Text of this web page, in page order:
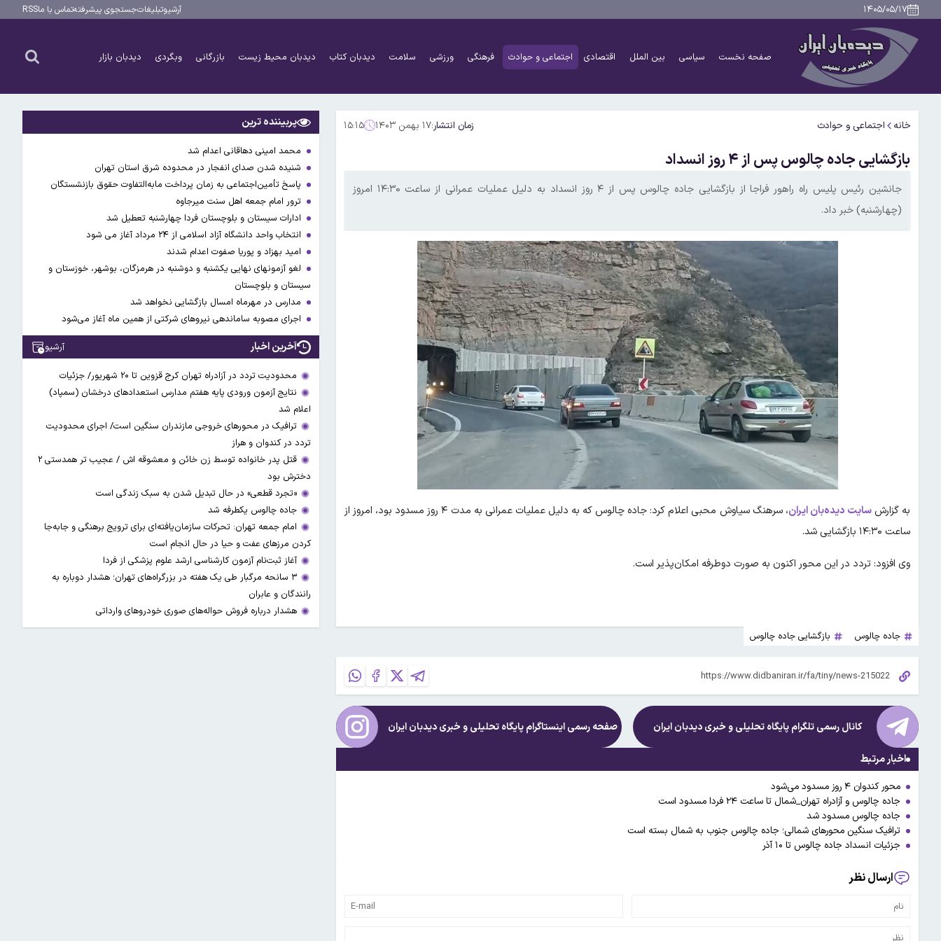
۱۴۰۵/۰۵/۱۷ آرشیوتبلیغاتجستجوی پیشرفتهتماس با ماRSS
صفحه نخست سیاسی بین الملل اقتصادی اجتماعی و حوادث فرهنگی ورزشی سلامت دیدبان کتاب دیدبان محیط زیست بازرگانی وبگردی دیدبان بازار
خانه اجتماعی و حوادث زمان انتشار:۱۷ بهمن ۱۴۰۳ ۱۵:۱۵
بازگشایی جاده چالوس پس از ۴ روز انسداد
جانشین رئیس پلیس راه راهور فراجا از بازگشایی جاده چالوس پس از ۴ روز انسداد به دلیل عملیات عمرانی از ساعت ۱۴:۳۰ امروز
(چهارشنبه) خبر داد.
به گزارشسایت دیده‌بان ایران
، سرهنگ سیاوش محبی اعلام کرد: جاده چالوس که به دلیل عملیات عمرانی به مدت ۴ روز مسدود بود، امروز از
ساعت ۱۴:۳۰ بازگشایی شد.
وی افزود: تردد در این محور اکنون به صورت دوطرفه امکان‌پذیر است.
جاده چالوس بازگشایی جاده چالوس
کانال رسمی تلگرام پایگاه تحلیلی و خبریدیدبان ایران صفحه رسمی اینستاگرام پایگاه تحلیلی و خبریدیدبان ایران
اخبار مرتبط
محور کندوان ۴ روز مسدود می‌شود
جاده چالوس و آزادراه تهران_شمال تا ساعت ٢۴ فردا مسدود است
جاده چالوس مسدود شد
ترافیک سنگین محورهای شمالی؛ جاده چالوس جنوب به شمال بسته است
جزئیات انسداد جاده چالوس تا ۱۰ آذر
ارسال نظر
پربیننده ترین
محمد امینی دهاقانی اعدام شد
شنیده شدن صدای انفجار در محدوده شرق استان تهران
پاسخ تأمین‌اجتماعی به زمان پرداخت مابه‌التفاوت حقوق بازنشستگان
ترور امام جمعه اهل سنت میرجاوه
ادارات سیستان و بلوچستان فردا چهارشنبه تعطیل شد
انتخاب واحد دانشگاه آزاد اسلامی از ۲۴ مرداد آغاز می شود
امید بهزاد و پوریا صفوت اعدام شدند
لغو آزمونهای نهایی یکشنبه و دوشنبه در هرمزگان، بوشهر، خوزستان و
سیستان و بلوچستان
مدارس در مهرماه امسال بازگشایی نخواهد شد
اجرای مصوبه ساماندهی نیرو‌های شرکتی از همین ماه آغاز می‌شود
آخرین اخبار آرشیو
محدودیت تردد در آزادراه تهران کرج قزوین تا ۲۰ شهریور/ جزئیات
نتایج آزمون ورودی پایه هفتم مدارس استعدادهای درخشان (سمپاد)
اعلام شد
ترافیک در محورهای خروجی مازندران سنگین است/ اجرای محدودیت
تردد در کندوان و هراز
قتل پدر خانواده توسط زن خائن و معشوقه اش / عجیب تر همدستی ۲
دخترش بود
«تجرد قطعی» در حال تبدیل شدن به سبک زندگی است
جاده چالوس یکطرفه شد
امام جمعه تهران: تحرکات سازمان‌یافته‌ای برای ترویج برهنگی و جابه‌جا
کردن مرزهای عفت و حیا در حال انجام است
آغاز ثبت‌نام‌ آزمون کارشناسی ارشد علوم پزشکی از فردا
۳ سانحه مرگبار طی یک هفته در بزرگراه‌های تهران؛ هشدار دوباره به
رانندگان و عابران
هشدار درباره فروش حواله‌های صوری خودروهای وارداتی